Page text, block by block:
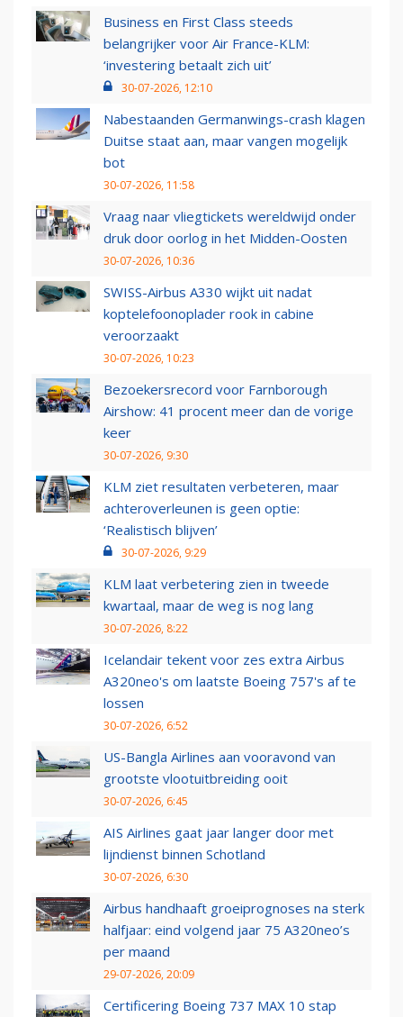
Business en First Class steeds
belangrijker voor Air France-KLM:
‘investering betaalt zich uit’
30-07-2026, 12:10
Nabestaanden Germanwings-crash klagen
Duitse staat aan, maar vangen mogelijk
bot
30-07-2026, 11:58
Vraag naar vliegtickets wereldwijd onder
druk door oorlog in het Midden-Oosten
30-07-2026, 10:36
SWISS-Airbus A330 wijkt uit nadat
koptelefoonoplader rook in cabine
veroorzaakt
30-07-2026, 10:23
Bezoekersrecord voor Farnborough
Airshow: 41 procent meer dan de vorige
keer
30-07-2026, 9:30
KLM ziet resultaten verbeteren, maar
achteroverleunen is geen optie:
‘Realistisch blijven’
30-07-2026, 9:29
KLM laat verbetering zien in tweede
kwartaal, maar de weg is nog lang
30-07-2026, 8:22
Icelandair tekent voor zes extra Airbus
A320neo's om laatste Boeing 757's af te
lossen
30-07-2026, 6:52
US-Bangla Airlines aan vooravond van
grootste vlootuitbreiding ooit
30-07-2026, 6:45
AIS Airlines gaat jaar langer door met
lijndienst binnen Schotland
30-07-2026, 6:30
Airbus handhaaft groeiprognoses na sterk
halfjaar: eind volgend jaar 75 A320neo’s
per maand
29-07-2026, 20:09
Certificering Boeing 737 MAX 10 stap